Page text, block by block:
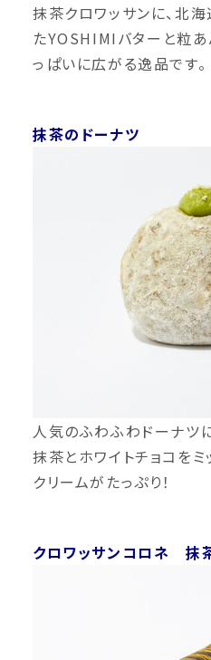
抹茶クロワッサンに、北
たYOSHIMIバターと粒
っぱいに広がる逸品です。
抹茶のドーナツ
人気のふわふわドーナツ
抹茶とホワイトチョコを
クリームがたっぷり！
クロワッサンコロネ 抹